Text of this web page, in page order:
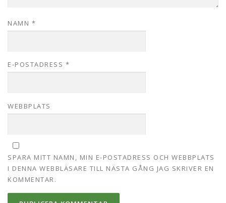
NAMN *
E-POSTADRESS *
WEBBPLATS
SPARA MITT NAMN, MIN E-POSTADRESS OCH WEBBPLATS
I DENNA WEBBLÄSARE TILL NÄSTA GÅNG JAG SKRIVER EN
KOMMENTAR.